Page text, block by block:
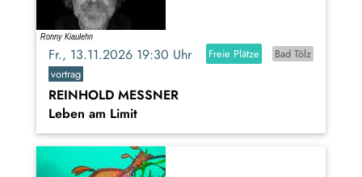
Fr., 13.11.2026 19:30 Uhr Freie Plätze
Bad Tölz
vortrag
REINHOLD MESSNER
Leben am Limit